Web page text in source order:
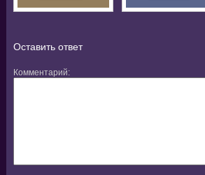
Оставить ответ
Комментарий